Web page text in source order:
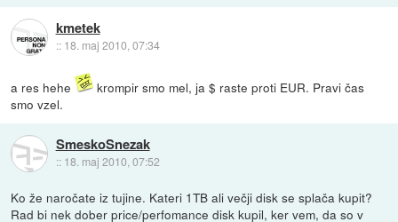
kmetek
:: 18. maj 2010, 07:34
a res hehe
krompir smo mel, ja $ raste proti EUR. Pravi čas
smo vzel.
SmeskoSnezak
:: 18. maj 2010, 07:52
Ko že naročate iz tujine. Kateri 1TB ali večji disk se splača kupit?
Rad bi nek dober price/perfomance disk kupil, ker vem, da so v